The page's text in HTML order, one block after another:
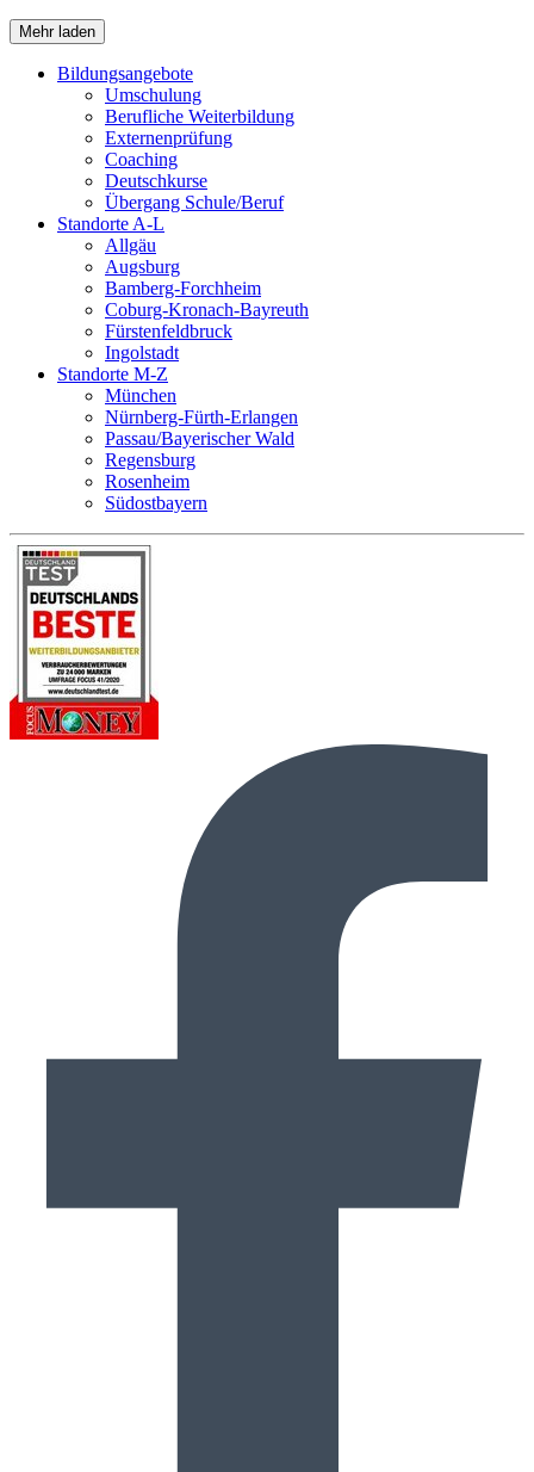
Mehr laden
Bildungsangebote
Umschulung
Berufliche Weiterbildung
Externenprüfung
Coaching
Deutschkurse
Übergang Schule/Beruf
Standorte A-L
Allgäu
Augsburg
Bamberg-Forchheim
Coburg-Kronach-Bayreuth
Fürstenfeldbruck
Ingolstadt
Standorte M-Z
München
Nürnberg-Fürth-Erlangen
Passau/Bayerischer Wald
Regensburg
Rosenheim
Südostbayern